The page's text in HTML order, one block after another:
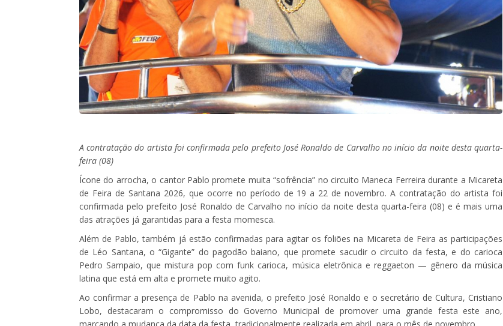
A contratação do artista foi confirmada pelo prefeito José Ronaldo de Carvalho no início da noite desta quarta-
feira (08)
Ícone do arrocha, o cantor Pablo promete muita “sofrência” no circuito Maneca Ferreira durante a Micareta
de Feira de Santana 2026, que ocorre no período de 19 a 22 de novembro. A contratação do artista foi
confirmada pelo prefeito José Ronaldo de Carvalho no início da noite desta quarta-feira (08) e é mais uma
das atrações já garantidas para a festa momesca.
Além de Pablo, também já estão confirmadas para agitar os foliões na Micareta de Feira as participações
de Léo Santana, o “Gigante” do pagodão baiano, que promete sacudir o circuito da festa, e do carioca
Pedro Sampaio, que mistura pop com funk carioca, música eletrônica e reggaeton — gênero da música
latina que está em alta e promete muito agito.
Ao confirmar a presença de Pablo na avenida, o prefeito José Ronaldo e o secretário de Cultura, Cristiano
Lobo, destacaram o compromisso do Governo Municipal de promover uma grande festa este ano,